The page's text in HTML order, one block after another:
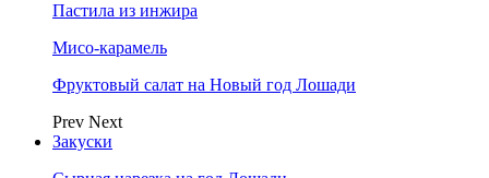
Пастила из инжира
Мисо-карамель
Фруктовый салат на Новый год Лошади
Prev Next
Закуски